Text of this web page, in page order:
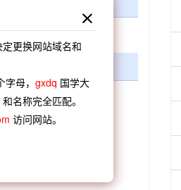
更换网站域名和
母， gxdq 国学大
名称完全匹配。
访问网站。